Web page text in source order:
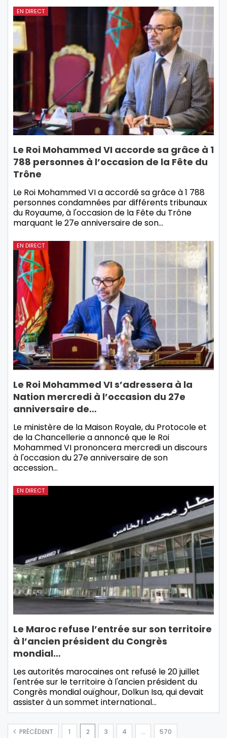
EN DIRECT
Le Roi Mohammed VI accorde sa grâce à 1
788 personnes à l’occasion de la Fête du
Trône
Le Roi Mohammed VI a accordé sa grâce à 1 788
personnes condamnées par différents tribunaux
du Royaume, à l'occasion de la Fête du Trône
marquant le 27e anniversaire de son…
EN DIRECT
Le Roi Mohammed VI s’adressera à la
Nation mercredi à l’occasion du 27e
anniversaire de…
Le ministère de la Maison Royale, du Protocole et
de la Chancellerie a annoncé que le Roi
Mohammed VI prononcera mercredi un discours
à l'occasion du 27e anniversaire de son
accession…
EN DIRECT
Le Maroc refuse l’entrée sur son territoire
à l’ancien président du Congrès
mondial…
Les autorités marocaines ont refusé le 20 juillet
l'entrée sur le territoire à l'ancien président du
Congrès mondial ouïghour, Dolkun Isa, qui devait
assister à un sommet international…
PRÉCÉDENT 1 2 3 4 …
570